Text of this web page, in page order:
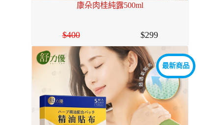
康朵肉桂純露500ml
400 299
最新商品